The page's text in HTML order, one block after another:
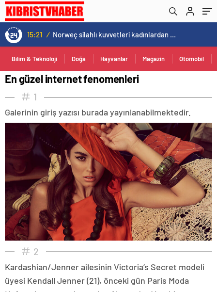
15:21 / Norweç silahlı kuvvetleri kadınlardan oluşan özel kuvvetler eğitimlerini başlattı.
Bilim & Teknoloji Doğa Hayvanlar Magazin Otomobil
En güzel internet fenomenleri
1
Galerinin giriş yazısı burada yayınlanabilmektedir.
2
Kardashian/Jenner ailesinin Victoria’s Secret modeli
üyesi Kendall Jenner (21), önceki gün Paris Moda